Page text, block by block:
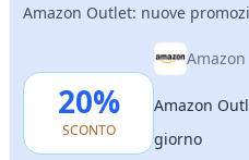
Amazon Outlet: nuove
20%
SCONTO
Amazon
Amazon
giorno